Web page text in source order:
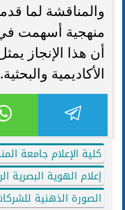
والمناقشة لما
منهجية أسهمت في
أن هذا الإنجاز
الأكاديمية والبحثية.
كلية الإعلام جامعة
إعلام الهوية البصرية
الصورة الذهنية